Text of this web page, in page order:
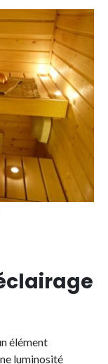
élément
luminosité